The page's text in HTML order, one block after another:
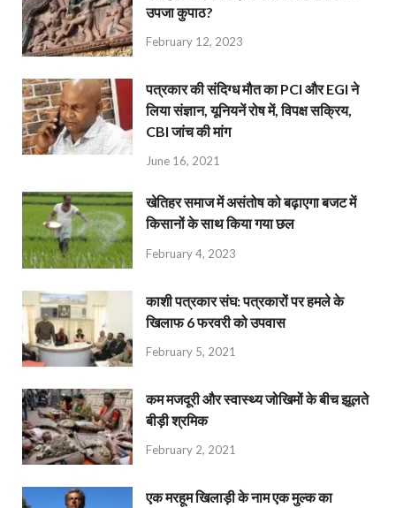
उपजा कुपाठ?
February 12, 2023
पत्रकार की संदिग्ध मौत का PCI और EGI ने
लिया संज्ञान, यूनियनें रोष में, विपक्ष सक्रिय,
CBI जांच की मांग
June 16, 2021
खेतिहर समाज में असंतोष को बढ़ाएगा बजट में
किसानों के साथ किया गया छल
February 4, 2023
काशी पत्रकार संघ: पत्रकारों पर हमले के
खिलाफ 6 फरवरी को उपवास
February 5, 2021
कम मजदूरी और स्वास्थ्य जोखिमों के बीच झूलते
बीड़ी श्रमिक
February 2, 2021
एक मरहूम खिलाड़ी के नाम एक मुल्क का